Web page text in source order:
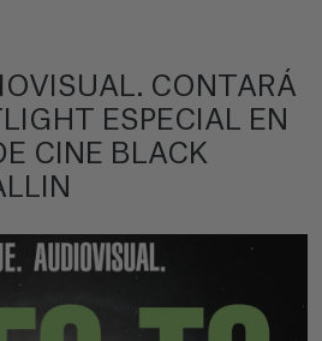
CONTARÁ
ESPECIAL EN
CINE BLACK